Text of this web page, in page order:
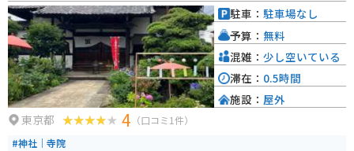
ことも多く、特に正月には多くの参拝者で賑わいます。
東京都 4 （口コミ1件）
#神社｜寺院
駐車： 駐車場なし
予算： 無料
混雑： 少し空いている
滞在： 0.5時間
施設： 屋外